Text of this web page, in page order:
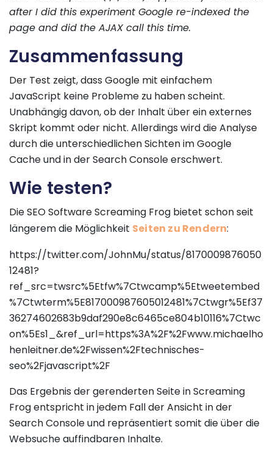
after I did this experiment Google re-indexed the
page and did the AJAX call this time.
Zusammenfassung
Der Test zeigt, dass Google mit einfachem
JavaScript keine Probleme zu haben scheint.
Unabhängig davon, ob der Inhalt über ein externes
Skript kommt oder nicht. Allerdings wird die Analyse
durch die unterschiedlichen Sichten im Google
Cache und in der Search Console erschwert.
Wie testen?
Die SEO Software Screaming Frog bietet schon seit
längerem die Möglichkeit Seiten zu Rendern:
https://twitter.com/JohnMu/status/8170009876050
12481?
ref_src=twsrc%5Etfw%7Ctwcamp%5Etweetembed
%7Ctwterm%5E817000987605012481%7Ctwgr%5Ef37
36274602683b9daf290e8c6465ce804b10116%7Ctwc
on%5Es1_&ref_url=https%3A%2F%2Fwww.michaelho
henleitner.de%2Fwissen%2Ftechnisches-
seo%2Fjavascript%2F
Das Ergebnis der gerenderten Seite in Screaming
Frog entspricht in jedem Fall der Ansicht in der
Search Console und repräsentiert somit die über die
Websuche auffindbaren Inhalte.